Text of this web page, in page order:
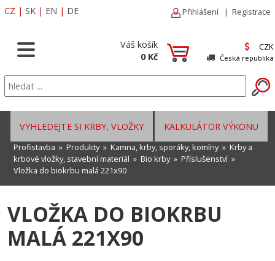
CZ | SK | EN | DE Přihlášení | Registrace
Váš košík
0 Kč
CZK
Česká republika
KALKULÁTOR VÝKONU
VYHLEDEJTE SI KRBY, VLOŽKY
Profistavba » Produkty» Kamna, krby, sporáky, komíny» Krby a
krbové vložky, stavební materiál » Bio krby» Příslušenství »
Vložka do biokrbu malá 221x90
VLOŽKA DO BIOKRBU
MALÁ 221X90